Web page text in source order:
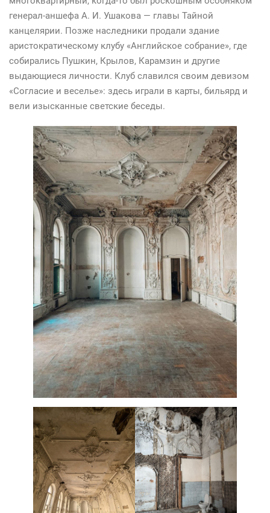
генерал-аншефа А. И. Ушакова — главы Тайной
канцелярии. Позже наследники продали здание
аристократическому клубу «Английское собрание», где
собирались Пушкин, Крылов, Карамзин и другие
выдающиеся личности. Клуб славился своим девизом
«Согласие и веселье»: здесь играли в карты, бильярд и
вели изысканные светские беседы.